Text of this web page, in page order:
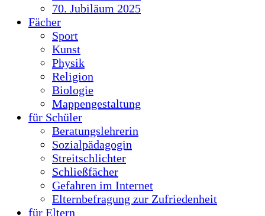
70. Jubiläum 2025
Fächer
Sport
Kunst
Physik
Religion
Biologie
Mappengestaltung
für Schüler
Beratungslehrerin
Sozialpädagogin
Streitschlichter
Schließfächer
Gefahren im Internet
Elternbefragung zur Zufriedenheit
für Eltern